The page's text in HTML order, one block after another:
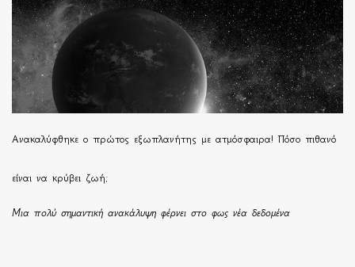
Ανακαλύφθηκε ο πρώτος εξωπλανήτης με ατμόσφαιρα! Πόσο πιθανό
είναι να κρύβει ζωή;
Μια πολύ σημαντική ανακάλυψη φέρνει στο φως νέα δεδομένα